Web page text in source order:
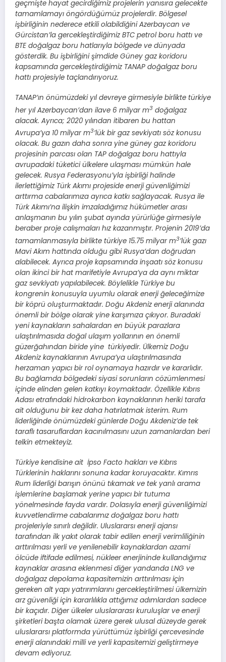
geçmişte hayat gecirdiğimiz projelerin yanısıra gelecekte
tamamlamayı öngördüğümüz projelerdir. Bölgesel
işbirliğinin nederece etkili olabildiğini Azerbaycan ve
Gürcistan’la gercekleştirdiğimiz BTC petrol boru hattı ve
BTE doğalgaz boru hatlarıyla bölgede ve dünyada
gösterdik. Bu işbirliğini şimdide Güney gaz koridoru
kapsamında gercekleştirdiğimiz TANAP doğalgaz boru
hattı projesiyle taçlandırıyoruz.
TANAP’ın önümüzdeki yıl devreye girmesiyle birlikte türkiye
her yıl Azerbaycan’dan ilave 6 milyar m3 doğalgaz
alacak. Ayrıca; 2020 yılından itibaren bu hattan
Avrupa’ya 10 milyar m3’lük bir gaz sevkiyatı söz konusu
olacak. Bu gazın daha sonra yine güney gaz koridoru
projesinin parcası olan TAP doğalgaz boru hattıyla
avrupadaki tüketici ülkelere ulaşması mümkün hale
gelecek. Rusya Federasyonu’yla işbirliği halinde
ilerlettiğimiz Türk Akımı projeside enerji güvenliğimizi
arttırma cabalarımıza ayrıca katkı sağlayacak. Rusya ile
Türk Akımı’na ilişkin imzaladığımız hükümetler arası
anlaşmanın bu yılın şubat ayında yürürlüğe girmesiyle
beraber proje calışmaları hız kazanmıştır. Projenin 2019’da
tamamlanmasıyla birlikte türkiye 15.75 milyar m3’lük gazı
Mavi Akım hattında olduğu gibi Rusya’dan doğrudan
alabilecek. Ayrıca proje kapsamında inşaatı söz konusu
olan ikinci bir hat marifetiyle Avrupa’ya da aynı miktar
gaz sevkiyatı yapılabilecek. Böylelikle Türkiye bu
kongrenin konusuyla uyumlu olarak enerji ğeleceğimize
bir köprü oluşturmaktadır. Doğu Akdeniz enerji alanında
önemli bir bölge olarak yine karşımıza çıkıyor. Buradaki
yeni kaynakların sahalardan en büyük parazlara
ulaştırılmasıda doğal ulaşım yollarının en önemli
güzerğahından biride yine türkiyedir. Ülkemiz Doğu
Akdeniz kaynaklarının Avrupa’ya ulaştırılmasında
herzaman yapıcı bir rol oynamaya hazırdır ve kararlıdır.
Bu bağlamda bölgedeki siyasi sorunların cözümlenmesi
içinde elinden gelen katkıyı koymaktadır. Özellikle Kıbrıs
Adası etrafındaki hidrokarbon kaynaklarının heriki tarafa
ait olduğunu bir kez daha hatırlatmak isterim. Rum
liderliğinde önümüzdeki günlerde Doğu Akdeniz’de tek
taraflı tasaruflardan kacınılmasını uzun zamanlardan beri
telkin etmekteyiz.
Türkiye kendisine ait İpso Facto hakları ve Kıbrıs
Türklerinin haklarını sonuna kadar koruyacaktır. Kımrıs
Rum liderliği barışın önünü tıkamak ve tek yanlı arama
işlemlerine başlamak yerine yapıcı bir tutuma
yönelmesinde fayda vardır. Dolasıyla enerji güvenliğimizi
kuvvetlendirme cabalarımız doğalgaz boru hattı
projeleriyle sınırlı değildir. Uluslararsı enerji ajansı
tarafından ilk yakıt olarak tabir edilen enerji verimliliğinin
arttırılması yerli ve yenilenebilir kaynaklardan azami
ölcüde iftifade edilmesi, nükleer enerjininde kullandığımız
kaynaklar arasına eklenmesi diğer yandanda LNG ve
doğalgaz depolama kapasitemizin arttırılması için
gereken alt yapı yatrırımlarını gercekleştirilmesi ülkemizin
arz güvenliği için kararlılıkla attığımız adımlardan sadece
bir kaçıdır. Diğer ülkeler uluslararası kuruluşlar ve enerji
şirketleri başta olamak üzere gerek ulusal düzeyde gerek
uluslararsı platformda yürüttümüz işbirliği çercevesinde
enerji alanındaki milli ve yerli kapasitemizi geliştirmeye
devam ediyoruz.